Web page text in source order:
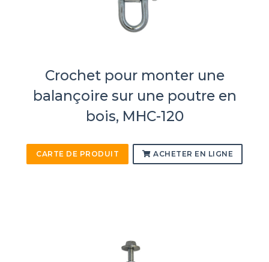
Crochet pour monter une
balançoire sur une poutre en
bois, MHC-120
CARTE DE PRODUIT ACHETER EN LIGNE